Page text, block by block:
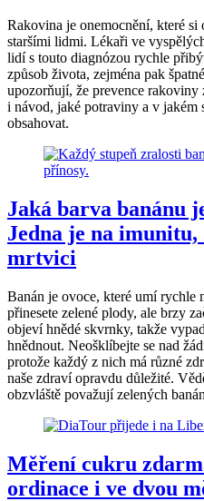
Rakovina je onemocnění, které si
staršími lidmi. Lékaři ve
lidí s touto diagnózou rychle
způsob života, zejména pak
upozorňují, že prevence
i návod, jaké potraviny a v jakém
obsahovat.
Jaká barva banánu
Jedna je na
mrtvici
Banán je ovoce, které umí rychle
přinesete zelené plody, ale brzy
objeví hnědé skvrnky, takže
hnědnout. Neošklíbejte se nad
protože každý z nich má různé
naše zdraví opravdu důležité.
obzvláště považují zelených
Měření cukru
ordinace i ve dvou